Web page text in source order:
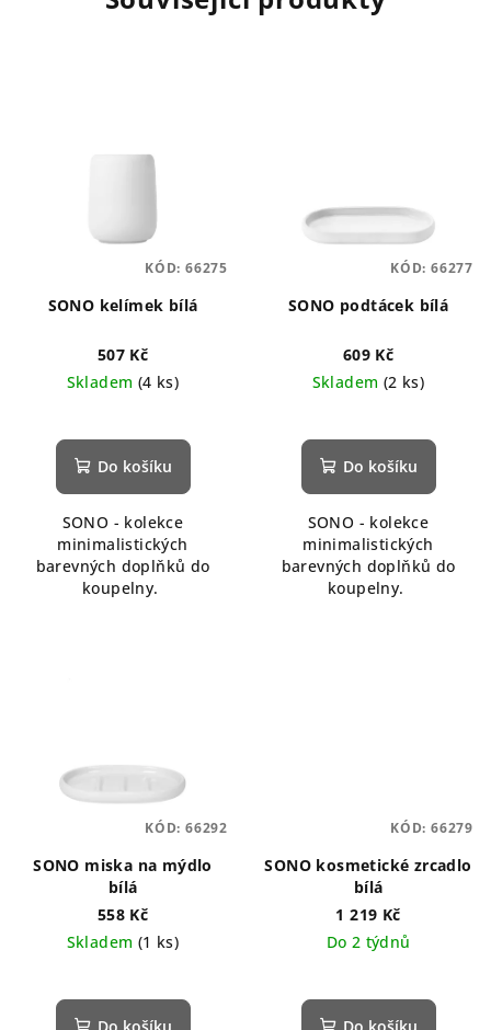
SONO kelímek bílá
507 Kč
Skladem (4 ks)
Do košíku
SONO - kolekce
minimalistických
barevných doplňků do
koupelny.
KÓD: 66275
SONO podtácek bílá
609 Kč
Skladem (2 ks)
hodnocení
produktu
z
5
hvězdiček.
Do košíku
SONO - kolekce
minimalistických
barevných doplňků do
koupelny.
KÓD: 66277
SONO miska na mýdlo
bílá
558 Kč
Skladem (1 ks)
Do košíku
KÓD: 66292
SONO kosmetické zrcadlo
bílá
1 219 Kč
Do 2 týdnů
Do košíku
KÓD: 66279